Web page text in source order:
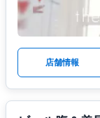
店舗情報